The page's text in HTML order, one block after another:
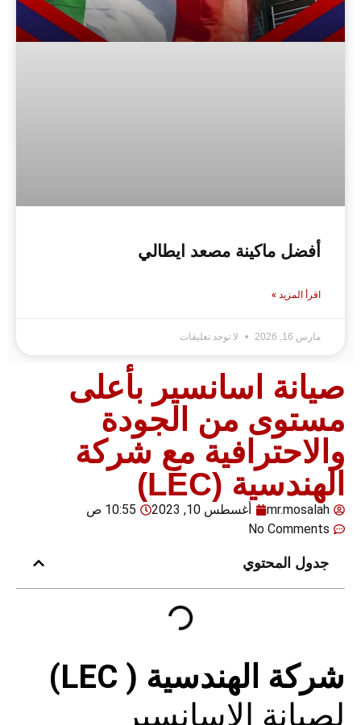
أفضل ماكينة مصعد ايطالي
اقرأ المزيد »
مارس 16, 2026 لا توجد تعليقات
صيانة اسانسير بأعلى
مستوى من الجودة
والاحترافية مع شركة
الهندسية (LEC)
mr.mosalah أغسطس 10, 2023
10:55 ص
No Comments
جدول المحتوي
شركة الهندسية ( LEC)
لصيانة الاسانسير